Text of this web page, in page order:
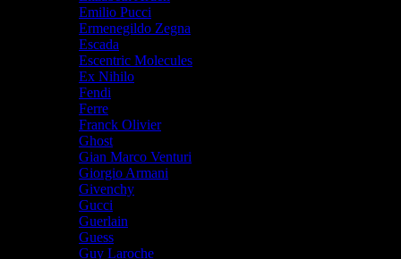
Emilio Pucci
Ermenegildo Zegna
Escada
Escentric Molecules
Ex Nihilo
Fendi
Ferre
Franck Olivier
Ghost
Gian Marco Venturi
Giorgio Armani
Givenchy
Gucci
Guerlain
Guess
Guy Laroche